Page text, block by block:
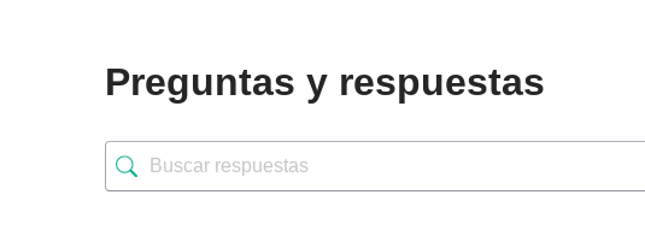
Preguntas y respuestas